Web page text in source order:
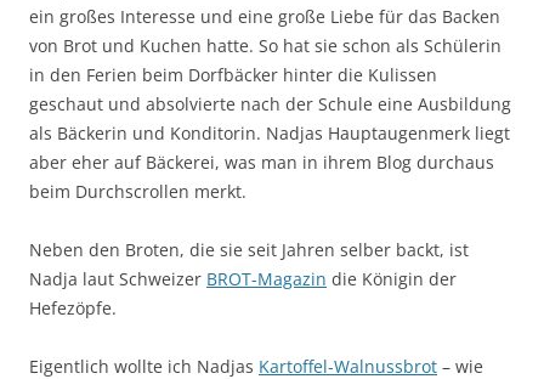
ein großes Interesse und eine große Liebe für das Backen
von Brot und Kuchen hatte. So hat sie schon als Schülerin
in den Ferien beim Dorfbäcker hinter die Kulissen
geschaut und absolvierte nach der Schule eine Ausbildung
als Bäckerin und Konditorin. Nadjas Hauptaugenmerk liegt
aber eher auf Bäckerei, was man in ihrem Blog durchaus
beim Durchscrollen merkt.
Neben den Broten, die sie seit Jahren selber backt, ist
Nadja laut Schweizer BROT-Magazin die Königin der
Hefezöpfe.
Eigentlich wollte ich Nadjas Kartoffel-Walnussbrot – wie